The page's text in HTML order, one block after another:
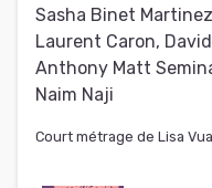
Sasha Binet
Laurent Caron,
Anthony Matt
Naim Naji
Court métrage de Lisa